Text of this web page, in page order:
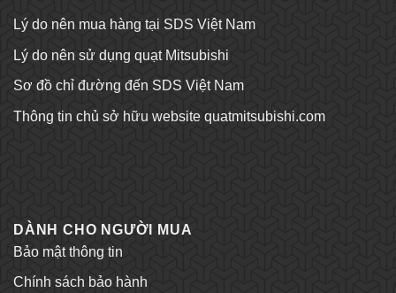
Lý do nên mua hàng tại SDS Việt Nam
Lý do nên sử dụng quạt Mitsubishi
Sơ đồ chỉ đường đến SDS Việt Nam
Thông tin chủ sở hữu website quatmitsubishi.com
DÀNH CHO NGƯỜI MUA
Bảo mật thông tin
Chính sách bảo hành